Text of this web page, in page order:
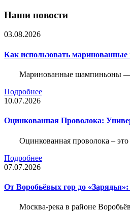
Наши новости
03.08.2026
Как использовать
Маринованные шампиньоны —
Подробнее
10.07.2026
Оцинкованная Проволока:
Оцинкованная проволока –
Подробнее
07.07.2026
От Воробьёвых гор до
Москва-река в районе